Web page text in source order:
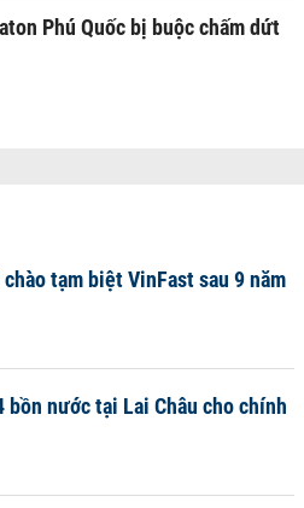
Phú Quốc bị buộc chấm dứt
tạm biệt VinFast sau 9 năm
bồn nước tại Lai Châu cho chính